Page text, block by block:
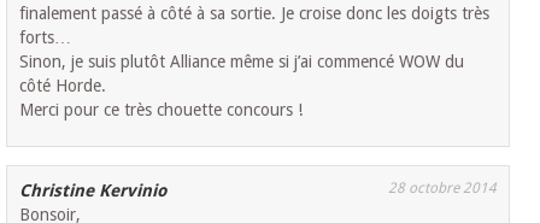
finalement passé à côté à sa sortie. Je croise donc les doigts très
forts…
Sinon, je suis plutôt Alliance même si j’ai commencé WOW du
côté Horde.
Merci pour ce très chouette concours !
Christine Kervinio 28 octobre 2014
Bonsoir,